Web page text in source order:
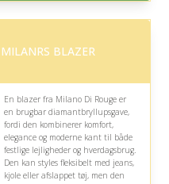
af 5
MILANRS BLAZER
En blazer fra Milano Di Rouge er
en brugbar diamantbryllupsgave,
fordi den kombinerer komfort,
elegance og moderne kant til både
festlige lejligheder og hverdagsbrug.
Den kan styles fleksibelt med jeans,
kjole eller afslappet tøj, men den